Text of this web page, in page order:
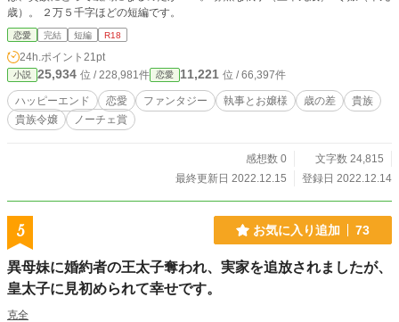
歳）。 ２万５千字ほどの短編です。
恋愛 完結 短編 R18
24h.ポイント 21pt
小説 25,934 位 / 228,981件 恋愛 11,221 位 / 66,397件
ハッピーエンド 恋愛 ファンタジー 執事とお嬢様 歳の差
貴族
貴族令嬢
ノーチェ賞
感想数 0
文字数 24,815
最終更新日 2022.12.15
登録日 2022.12.14
5 お気に入り追加 73
異母妹に婚約者の王太子奪われ、実家を追放されましたが、
皇太子に見初められて幸せです。
克全